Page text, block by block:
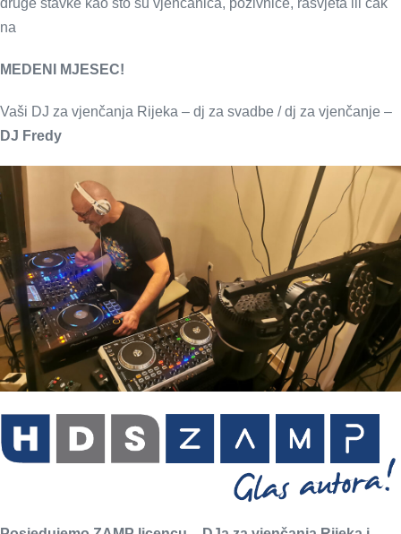
druge stavke kao što su vjenčanica, pozivnice, rasvjeta ili čak
na
MEDENI MJESEC!
Vaši DJ za vjenčanja Rijeka – dj za svadbe / dj za vjenčanje –
DJ Fredy